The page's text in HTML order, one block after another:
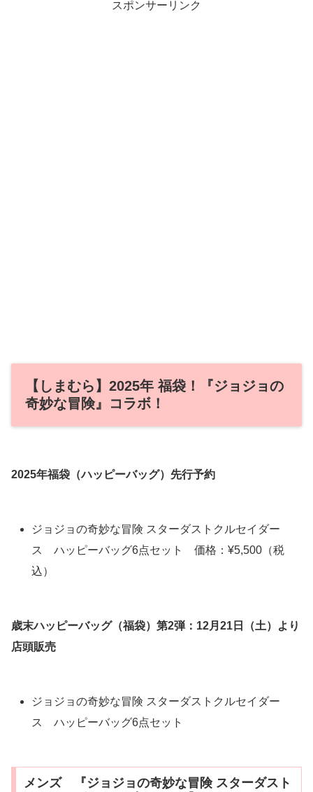
スポンサーリンク
【しまむら】2025年 福袋！『ジョジョの
奇妙な冒険』コラボ！
2025年福袋（ハッピーバッグ）先行予約
ジョジョの奇妙な冒険 スターダストクルセイダー
ス ハッピーバッグ6点セット 価格：¥5,500（税
込）
歳末ハッピーバッグ（福袋）第2弾：12月21日（土）より
店頭販売
ジョジョの奇妙な冒険 スターダストクルセイダー
ス ハッピーバッグ6点セット
メンズ 『ジョジョの奇妙な冒険 スターダスト